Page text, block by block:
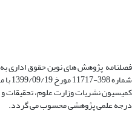
فصلنامه پژوهش های نوین حقوق اداری
شماره 398-
کمیسیون نشریات وزارت علوم، تحقیقات و
درجه علمی پژوهشی محسوب می گردد.